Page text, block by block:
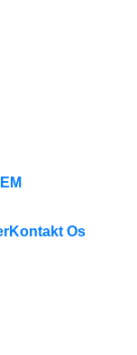
Kontakt Os